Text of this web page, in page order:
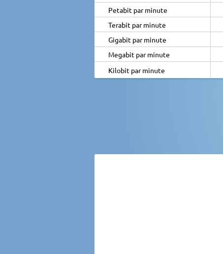
Petabit par minute
Terabit par minute
Gigabit par minute
Megabit par minute
Kilobit par minute